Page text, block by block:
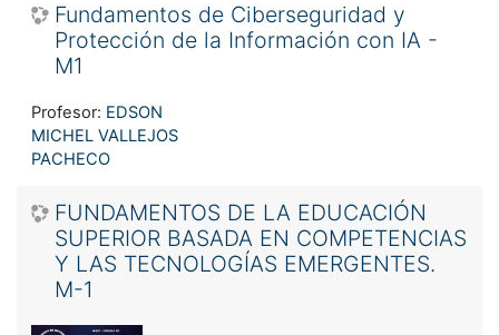
Fundamentos de Ciberseguridad y
Protección de la Información con IA -
M1
Profesor: EDSON
MICHEL VALLEJOS
PACHECO
FUNDAMENTOS DE LA EDUCACIÓN
SUPERIOR BASADA EN COMPETENCIAS
Y LAS TECNOLOGÍAS EMERGENTES.
M-1